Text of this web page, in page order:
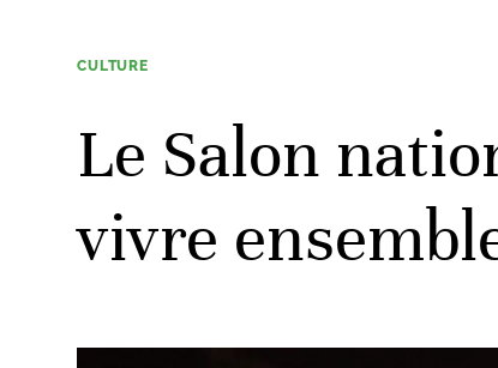
CULTURE
Le Salon
vivre